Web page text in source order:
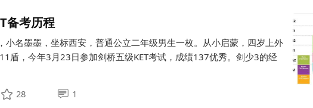
备考历程
小名墨墨，坐标西安，普通公立二年级男生一枚。从小启蒙，四岁上外
盾，今年3月23日参加剑桥五级KET考试，成绩137优秀。剑少3的经
28 1